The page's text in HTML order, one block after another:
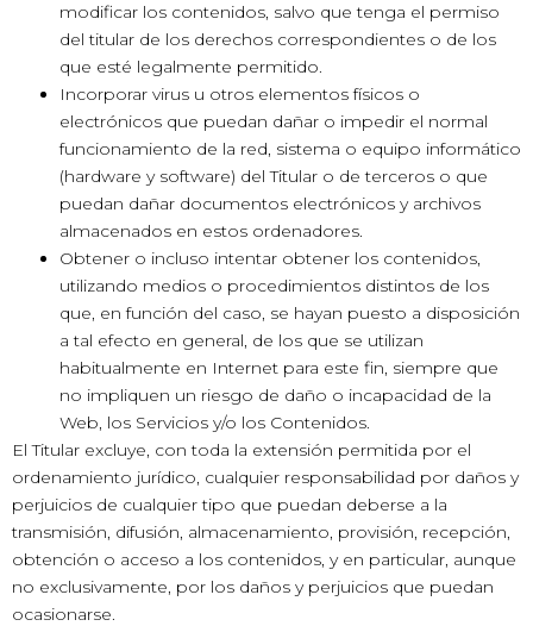
modificar los contenidos, salvo que tenga el permiso
del titular de los derechos correspondientes o de los
que esté legalmente permitido.
Incorporar virus u otros elementos físicos o
electrónicos que puedan dañar o impedir el normal
funcionamiento de la red, sistema o equipo informático
(hardware y software) del Titular o de terceros o que
puedan dañar documentos electrónicos y archivos
almacenados en estos ordenadores.
Obtener o incluso intentar obtener los contenidos,
utilizando medios o procedimientos distintos de los
que, en función del caso, se hayan puesto a disposición
a tal efecto en general, de los que se utilizan
habitualmente en Internet para este fin, siempre que
no impliquen un riesgo de daño o incapacidad de la
Web, los Servicios y/o los Contenidos.
El Titular excluye, con toda la extensión permitida por el
ordenamiento jurídico, cualquier responsabilidad por daños y
perjuicios de cualquier tipo que puedan deberse a la
transmisión, difusión, almacenamiento, provisión, recepción,
obtención o acceso a los contenidos, y en particular, aunque
no exclusivamente, por los daños y perjuicios que puedan
ocasionarse.